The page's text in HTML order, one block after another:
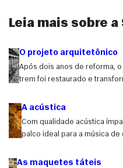
Leia mais sobre a
O projeto arquitetônico
Após dois anos de reforma,
trem foi restaurado e
espaços do mundo para a
A acústica
Com qualidade acústica
palco ideal para a música
As maquetes táteis